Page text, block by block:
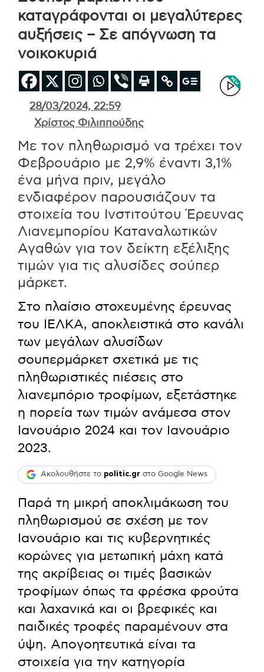
καταγράφονται οι μεγαλύτερες
αυξήσεις – Σε απόγνωση τα
νοικοκυριά
28/03/2024, 22:59
Χρίστος Φιλιππούδης
Με τον πληθωρισμό να τρέχει τον
Φεβρουάριο με 2,9% έναντι 3,1%
ένα μήνα πριν, μεγάλο
ενδιαφέρον παρουσιάζουν τα
στοιχεία του Ινστιτούτου Έρευνας
Λιανεμπορίου Καταναλωτικών
Αγαθών για τον δείκτη εξέλιξης
τιμών για τις αλυσίδες σούπερ
μάρκετ.
Στο πλαίσιο στοχευμένης έρευνας
του ΙΕΛΚΑ, αποκλειστικά στο κανάλι
των μεγάλων αλυσίδων
σουπερμάρκετ σχετικά με τις
πληθωριστικές πιέσεις στο
λιανεμπόριο τροφίμων, εξετάστηκε
η πορεία των τιμών ανάμεσα στον
Ιανουάριο 2024 και τον Ιανουάριο
2023.
Ακολουθήστε το politic.gr στο Google News
Παρά τη μικρή αποκλιμάκωση του
πληθωρισμού σε σχέση με τον
Ιανουάριο και τις κυβερνητικές
κορώνες για μετωπική μάχη κατά
της ακρίβειας οι τιμές βασικών
τροφίμων όπως τα φρέσκα φρούτα
και λαχανικά και οι βρεφικές και
παιδικές τροφές παραμένουν στα
ύψη. Απογοητευτικά είναι τα
στοιχεία για την κατηγορία